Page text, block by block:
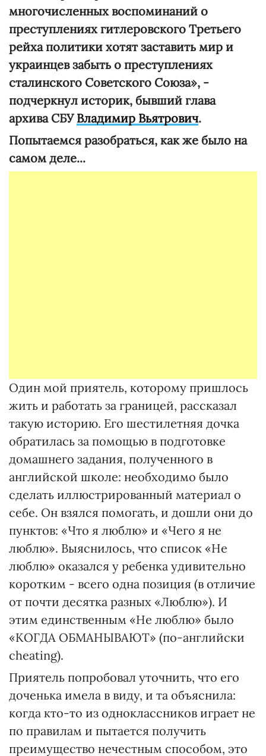
многочисленных воспоминаний о
преступлениях гитлеровского Третьего
рейха политики хотят заставить мир и
украинцев забыть о преступлениях
сталинского Советского Союза», -
подчеркнул историк, бывший глава
архива СБУВладимир Вьятрович.
Попытаемся разобраться, как же было на
самом деле...
Один мой приятель, которому пришлось
жить и работать за границей, рассказал
такую историю. Его шестилетняя дочка
обратилась за помощью в подготовке
домашнего задания, полученного в
английской школе: необходимо было
сделать иллюстрированный материал о
себе. Он взялся помогать, и дошли они до
пунктов: «Что я люблю» и «Чего я не
люблю». Выяснилось, что список «Не
люблю» оказался у ребенка удивительно
коротким - всего одна позиция (в отличие
от почти десятка разных «Люблю»). И
этим единственным «Не люблю» было
«КОГДА ОБМАНЫВАЮТ» (по-английски
cheating).
Приятель попробовал уточнить, что его
доченька имела в виду, и та объяснила:
когда кто-то из одноклассников играет не
по правилам и пытается получить
преимущество нечестным способом, это